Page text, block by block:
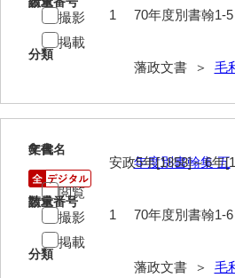
64京師変動一件
65接幕一件
67戊辰戦争一件
70年度別書翰
70年度別書翰1-5
分類
藩政文書 ＞ 毛
1
撮影
掲載
6
文書名
年度別書翰集 五
請求番号
70年度別書翰1-6
分類
藩政文書 ＞ 毛
年代
安政5年[1858]～6年
数量
1
閲覧
撮影
掲載